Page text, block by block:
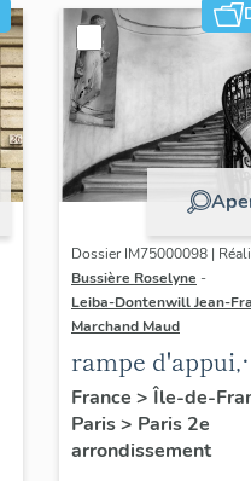
Dossier IM75000098 |
Bussière Roselyne -
Leiba-Dontenwill Jean-
Marchand Maud
rampe d'appui,
escalier de la
à porte cochère
étudié)
France > Île-de-
Paris> Paris 2e
arrondissement